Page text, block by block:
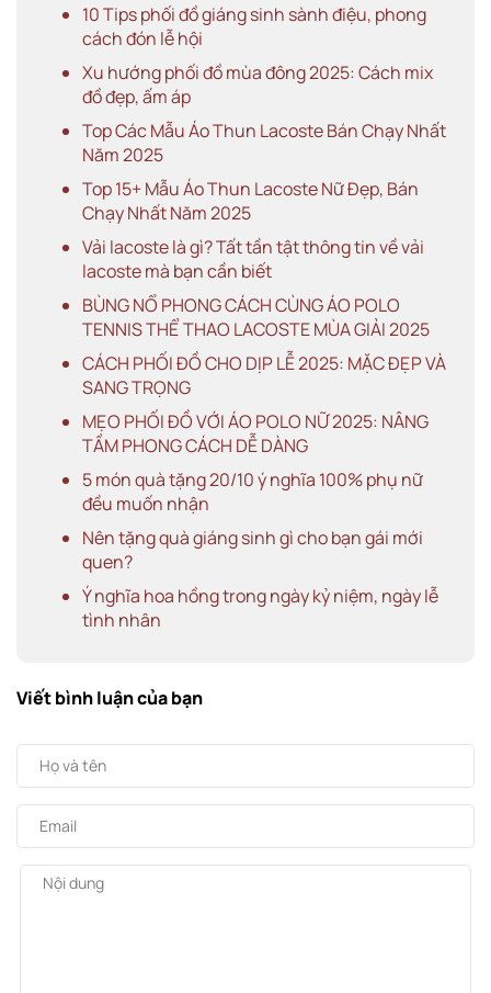
10 Tips phối đồ giáng sinh sành điệu, phong
cách đón lễ hội
Xu hướng phối đồ mùa đông 2025: Cách mix
đồ đẹp, ấm áp
Top Các Mẫu Áo Thun Lacoste Bán Chạy Nhất
Năm 2025
Top 15+ Mẫu Áo Thun Lacoste Nữ Đẹp, Bán
Chạy Nhất Năm 2025
Vải lacoste là gì? Tất tần tật thông tin về vải
lacoste mà bạn cần biết
BÙNG NỔ PHONG CÁCH CÙNG ÁO POLO
TENNIS THỂ THAO LACOSTE MÙA GIẢI 2025
CÁCH PHỐI ĐỒ CHO DỊP LỄ 2025: MẶC ĐẸP VÀ
SANG TRỌNG
MẸO PHỐI ĐỒ VỚI ÁO POLO NỮ 2025: NÂNG
TẦM PHONG CÁCH DỄ DÀNG
5 món quà tặng 20/10 ý nghĩa 100% phụ nữ
đều muốn nhận
Nên tặng quà giáng sinh gì cho bạn gái mới
quen?
Ý nghĩa hoa hồng trong ngày kỷ niệm, ngày lễ
tình nhân
Viết bình luận của bạn